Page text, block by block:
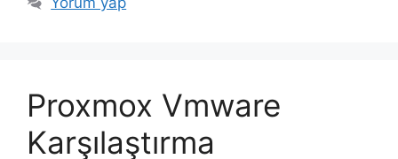
Proxmox Vmware
Karşılaştırma